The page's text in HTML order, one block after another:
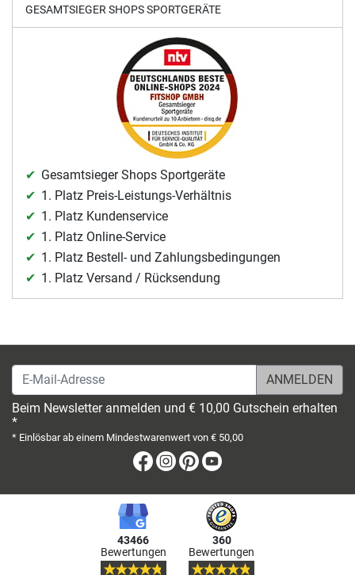
GESAMTSIEGER SHOPS SPORTGERÄTE
Gesamtsieger Shops Sportgeräte
1. Platz Preis-Leistungs-Verhältnis
1. Platz Kundenservice
1. Platz Online-Service
1. Platz Bestell- und Zahlungsbedingungen
1. Platz Versand / Rücksendung
E-Mail-Adresse
Beim Newsletter anmelden und € 10,00 Gutschein erhalten
*
* Einlösbar ab einem Mindestwarenwert von € 50,00
Facebook
Instagram
Pinterest
43466
Bewertungen
360
Bewertungen